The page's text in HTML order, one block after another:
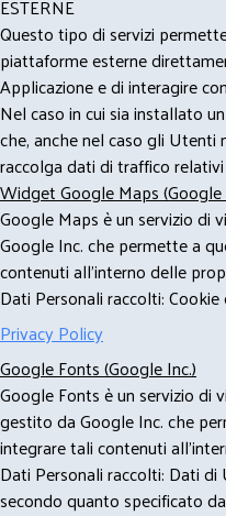
ESTERNE
Questo tipo di servizi
piattaforme esterne
Applicazione e di interagire
Nel caso in cui sia installato
che, anche nel caso gli Utenti
raccolga dati di traffico
Widget Google Maps (Google
Google Maps è un servizio di
Google Inc. che permette a
contenuti all'interno delle
Dati Personali raccolti:
Privacy Policy
Google Fonts (Google Inc.)
Google Fonts è un servizio di
gestito da Google Inc. che
integrare tali contenuti
Dati Personali raccolti: Dati
secondo quanto specificato